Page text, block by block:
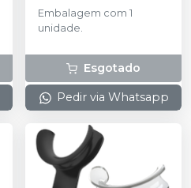
Embalagem com 1
unidade.
Esgotado
Pedir via Whatsapp